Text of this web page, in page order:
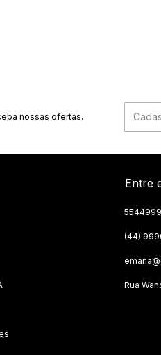
nossas ofertas.
Entre
(44)
Rua